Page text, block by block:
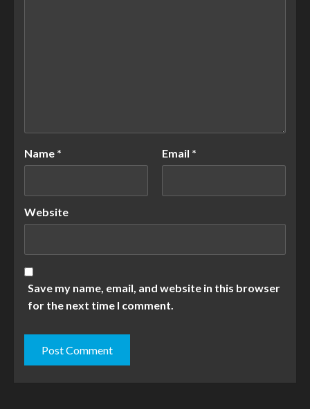
Name * Email *
Website
Save my name, email, and website in this browser
for the next time I comment.